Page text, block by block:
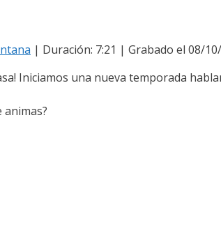
| Duración: 7:21 | Grabado el 08/
Iniciamos una nueva temporada